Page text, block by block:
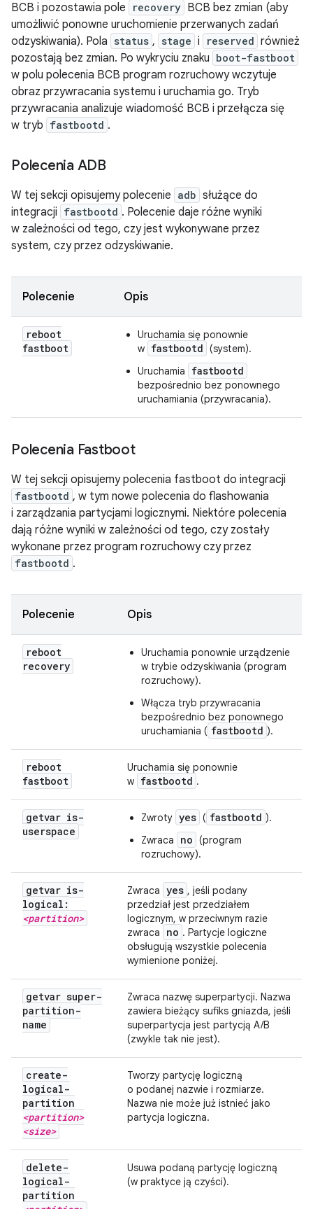
BCB i pozostawia pole
recovery BCB bez zmian (aby
umożliwić ponowne uruchomienie przerwanych zadań
odzyskiwania). Pola status , stage i reserved również
pozostają bez zmian. Po wykryciu znaku boot-fastboot
w polu polecenia BCB program rozruchowy wczytuje
obraz przywracania systemu i uruchamia go. Tryb
przywracania analizuje wiadomość BCB i przełącza się
w tryb fastbootd .
Polecenia ADB
W tej sekcji opisujemy polecenie adb służące do
integracji fastbootd . Polecenie daje różne wyniki
w zależności od tego, czy jest wykonywane przez
system, czy przez odzyskiwanie.
Polecenie Opis
reboot
fastboot
Uruchamia się ponownie
w fastbootd (system).
Uruchamia
fastbootd
bezpośrednio bez ponownego
uruchamiania (przywracania).
Polecenia Fastboot
W tej sekcji opisujemy polecenia fastboot do integracji
fastbootd , w tym nowe polecenia do flashowania
i zarządzania partycjami logicznymi. Niektóre polecenia
dają różne wyniki w zależności od tego, czy zostały
wykonane przez program rozruchowy czy przez
fastbootd .
Polecenie Opis
reboot
recovery
Uruchamia ponownie urządzenie
w trybie odzyskiwania (program
rozruchowy).
Włącza tryb przywracania
bezpośrednio bez ponownego
uruchamiania ( fastbootd ).
reboot
fastboot
Uruchamia się ponownie
w fastbootd .
getvar is-
userspace
Zwroty yes ( fastbootd ).
Zwraca
no (program
rozruchowy).
getvar is-
logical:
<partition>
Zwraca yes , jeśli podany
przedział jest przedziałem
logicznym, w przeciwnym razie
zwraca
no . Partycje logiczne
obsługują wszystkie polecenia
wymienione poniżej.
getvar super-
partition-
name
Zwraca nazwę superpartycji. Nazwa
zawiera bieżący sufiks gniazda, jeśli
superpartycja jest partycją A/B
(zwykle tak nie jest).
create-
logical-
partition
<partition>
<size>
Tworzy partycję logiczną
o podanej nazwie i rozmiarze.
Nazwa nie może już istnieć jako
partycja logiczna.
delete-
logical-
partition
Usuwa podaną partycję logiczną
(w praktyce ją czyści).